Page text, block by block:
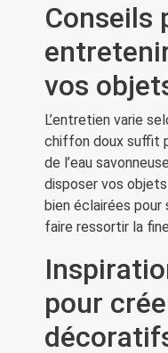
Conseils
vos
L’entretien varie
chiffon doux suffit
de l’eau
disposer vos
bien éclairées pour
faire ressortir la
pour